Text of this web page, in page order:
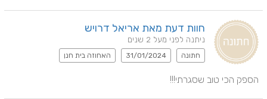
חוות דעת מאת אריאל דרויש
ניתנה לפני מעל 2 שנים
חתונה 31/01/2024 האחוזה בית חנן
הספק הכי טוב שסגרתי!!!